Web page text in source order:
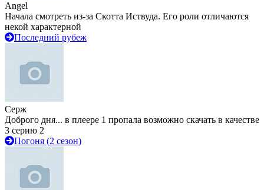
Angel
Начала смотреть из-за Скотта Иствуда. Его роли отличаются
некой характерной
Последний рубеж
Серж
Доброго дня... в плеере 1 пропала возможно скачать в качестве
3 серию 2
Погоня (2 сезон)